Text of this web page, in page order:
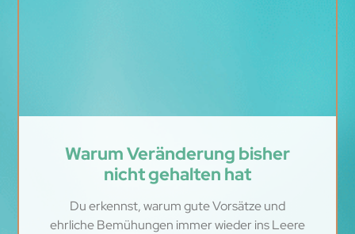
Warum Veränderung bisher
nicht gehalten hat
Du erkennst, warum gute Vorsätze und
ehrliche Bemühungen immer wieder ins Leere